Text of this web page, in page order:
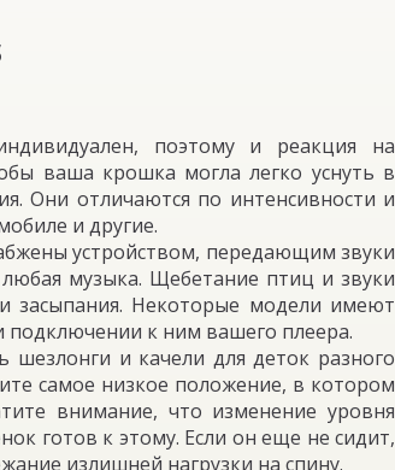
поэтому и реакция на
ваша крошка могла легко уснуть в
Они отличаются по интенсивности и
и другие.
устройством, передающим звуки
музыка. Щебетание птиц и звуки
засыпания. Некоторые модели имеют
к ним вашего плеера.
шезлонги и качели для деток разного
самое низкое положение, в котором
внимание, что изменение уровня
готов к этому. Если он еще не сидит,
излишней нагрузки на спину.